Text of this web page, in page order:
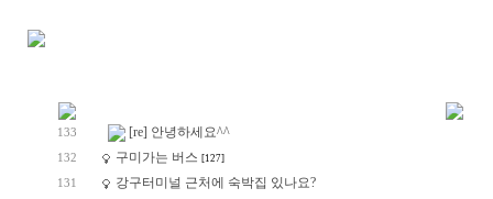
133 [re] 안녕하세요^^
132 구미가는 버스 [127]
131 강구터미널 근처에 숙박집 있나요?